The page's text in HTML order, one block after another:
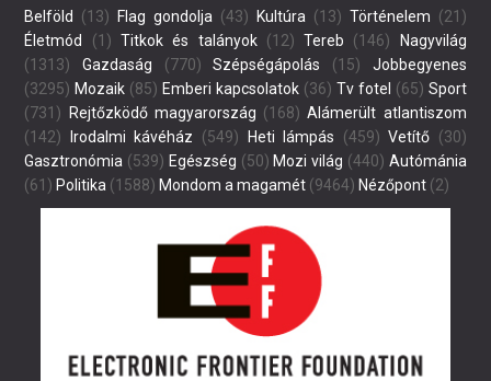
Belföld (13) Flag gondolja (43) Kultúra (13) Történelem (21)
Életmód
(1) Titkok és talányok(12) Tereb (146)
Nagyvilág
(1313)
Gazdaság (770) Szépségápolás (15)
Jobbegyenes
(3295) Mozaik (85) Emberi kapcsolatok (36) Tv fotel (65) Sport
(731)
Rejtőzködő magyarország (168) Alámerült atlantiszom
(142)
Irodalmi kávéház (549) Heti lámpás (459) Vetítő (30)
Gasztronómia (539) Egészség (50) Mozi világ (440) Autómánia
(61) Politika (1588) Mondom a magamét (9464) Nézőpont (2)